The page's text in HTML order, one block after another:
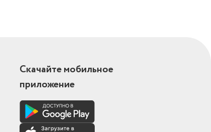
Скачайте мобильное
приложение